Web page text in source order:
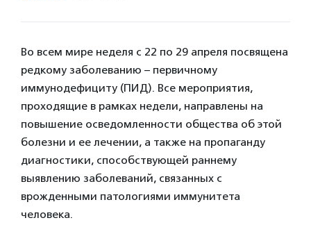
Во всем мире неделя с 22 по 29 апреля посвящена
редкому заболеванию – первичному
иммунодефициту (ПИД). Все мероприятия,
проходящие в рамках недели, направлены на
повышение осведомленности общества об этой
болезни и ее лечении, а также на пропаганду
диагностики, способствующей раннему
выявлению заболеваний, связанных с
врожденными патологиями иммунитета
человека.